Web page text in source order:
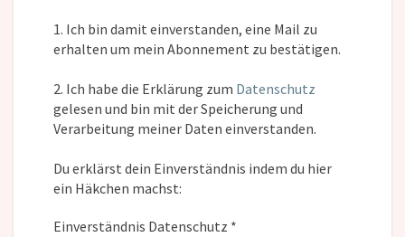
1. Ich bin damit einverstanden, eine Mail zu
erhalten um mein Abonnement zu bestätigen.
2. Ich habe die Erklärung zum Datenschutz
gelesen und bin mit der Speicherung und
Verarbeitung meiner Daten einverstanden.
Du erklärst dein Einverständnis indem du hier
ein Häkchen machst:
Einverständnis Datenschutz *